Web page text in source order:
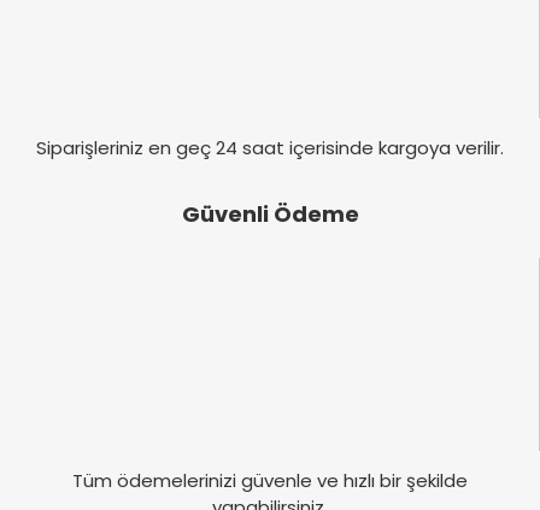
Siparişleriniz en geç 24 saat içerisinde kargoya verilir.
Güvenli Ödeme
Tüm ödemelerinizi güvenle ve hızlı bir şekilde